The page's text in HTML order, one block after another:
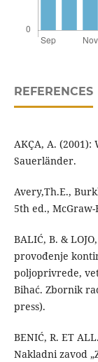
REFERENCES
AKÇA, A.
Sauerländer.
Avery,Th.E.,
5th ed.,
BALIĆ, B. &
provođenje
poljoprivrede,
Bihać. Zbornik
press).
BENIĆ, R. ET
Nakladni zavod